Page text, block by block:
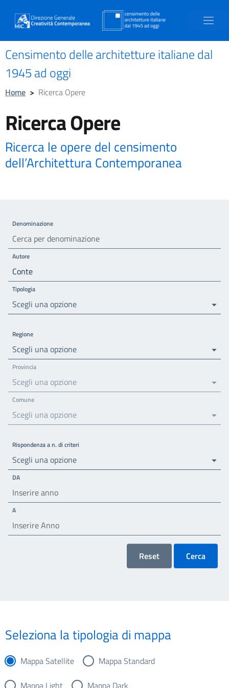
Censimento delle architetture italiane dal
1945 ad oggi
Home > Ricerca Opere
Ricerca Opere
Ricerca le opere del censimento
dell’Architettura Contemporanea
Denominazione
Autore
Tipologia
Scegli una opzione
Regione
Scegli una opzione
Provincia
Scegli una opzione
Comune
Scegli una opzione
Rispondenza a n. di criteri
Scegli una opzione
DA
A
Reset Cerca
Seleziona la tipologia di mappa
Mappa Satellite
Mappa Standard
Mappa Light
Mappa Dark